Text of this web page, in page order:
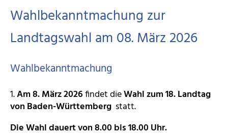
Wahlbekanntmachung zur
Landtagswahl am 08. März 2026
Wahlbekanntmachung
1.Am 8. März 2026findet dieWahl zum 18. Landtag
von Baden-Württemberg statt.
Die Wahl dauert von 8.00 bis 18.00 Uhr.